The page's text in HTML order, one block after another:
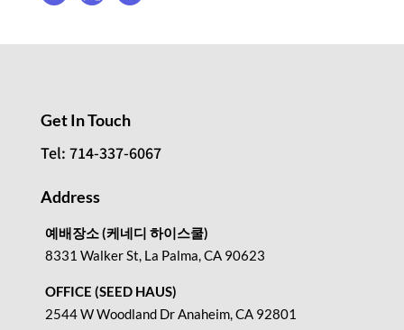
Get In Touch
Tel: 714-337-6067
Address
예배장소 (케네디 하이스쿨)
8331 Walker St, La Palma, CA 90623
OFFICE (SEED HAUS)
2544 W Woodland Dr Anaheim, CA 92801